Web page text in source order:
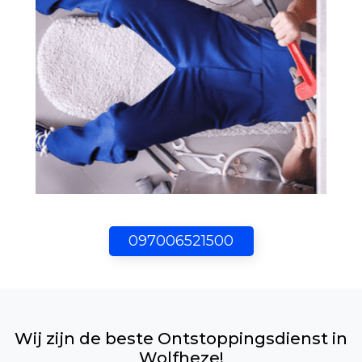
097006521500
Wij zijn de beste Ontstoppingsdienst in
Wolfheze!